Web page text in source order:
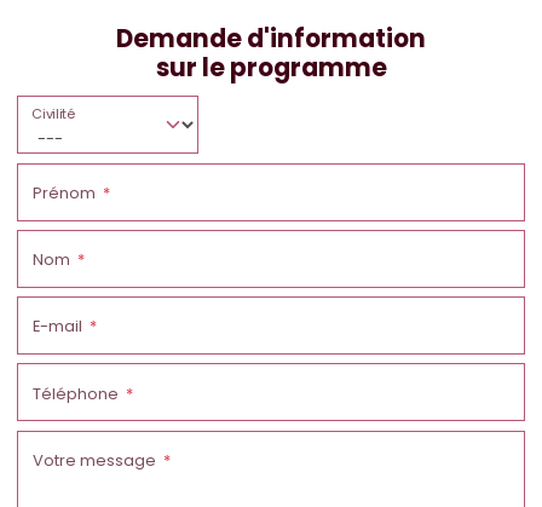
Demande d'information
sur le programme
Civilité
Prénom
Nom
E-mail
Téléphone
Votre message